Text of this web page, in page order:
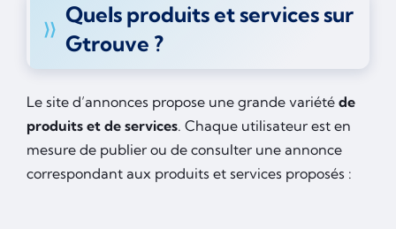
Quels produits et services sur
Gtrouve ?
Le site d’annonces propose une grande variété de
produits et de services. Chaque utilisateur est en
mesure de publier ou de consulter une annonce
correspondant aux produits et services proposés :